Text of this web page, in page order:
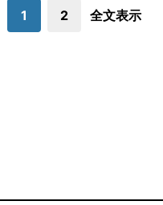
1 2 全文表示